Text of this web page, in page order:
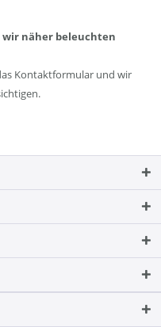
wir näher beleuchten
Kontaktformular und wir